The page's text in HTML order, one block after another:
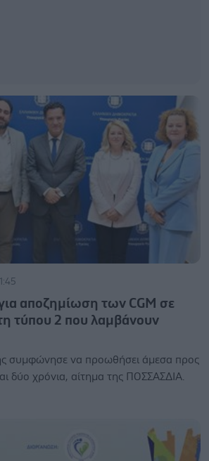
αποζημίωση των CGM σε
τύπου 2 που λαμβάνουν
συμφώνησε να προωθήσει άμεσα προς
δύο χρόνια, αίτημα της ΠΟΣΣΑΣΔΙΑ.